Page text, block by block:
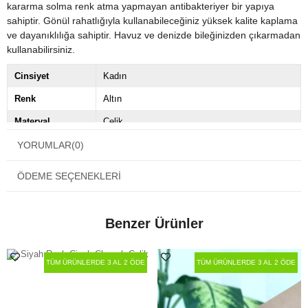
kararma solma renk atma yapmayan antibakteriyer bir yapıya
sahiptir. Gönül rahatlığıyla kullanabileceğiniz yüksek kalite kaplama
ve dayanıklılığa sahiptir. Havuz ve denizde bileğinizden çıkarmadan
kullanabilirsiniz.
Cinsiyet Kadın
Renk Altın
Materyal Çelik
Kapama Şekli
YORUMLAR(0)
ÖDEME SEÇENEKLERI
Benzer Ürünler
TÜM ÜRÜNLERDE 3 AL 2 ÖDE TÜM ÜRÜNLERDE 3 AL 2 ÖDE